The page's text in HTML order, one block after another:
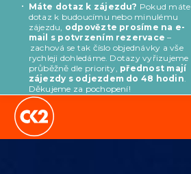
Máte dotaz k zájezdu? Pokud máte
dotaz k budoucímu nebo minulému
zájezdu, odpovězte prosíme na e-
mail s potvrzením rezervace –
zachová se tak číslo objednávky a vše
rychleji dohledáme. Dotazy vyřizujeme
průběžně dle priority, přednost mají
zájezdy s odjezdem do 48 hodin
Děkujeme za pochopení!